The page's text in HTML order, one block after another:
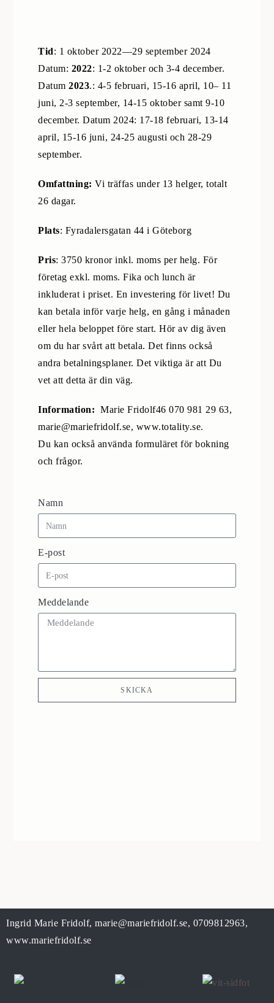
Tid: 1 oktober 2022—29 september 2024
Datum: 2022: 1-2 oktober och 3-4 december.
Datum2023.: 4-5 februari, 15-16 april, 10– 11
juni, 2-3 september, 14-15 oktober samt 9-10
december. Datum 2024: 17-18 februari, 13-14
april, 15-16 juni, 24-25 augusti och 28-29
september.
Omfattning:Vi träffas under 13 helger, totalt
26 dagar.
Plats: Fyradalersgatan 44 i Göteborg
Pris: 3750 kronor inkl. moms per helg. För
företag exkl. moms. Fika och lunch är
inkluderat i priset. En investering för livet! Du
kan betala inför varje helg, en gång i månaden
eller hela beloppet före start. Hör av dig även
om du har svårt att betala. Det finns också
andra betalningsplaner. Det viktiga är att Du
vet att detta är din väg.
Information:
Marie Fridolf46 070 981 29 63,
marie@mariefridolf.se, www.totality.se.
Du kan också använda formuläret för bokning
och frågor.
Namn
E-post
Meddelande
SKICKA
Ingrid Marie Fridolf, marie@mariefridolf.se, 0709812963,
www.mariefridolf.se